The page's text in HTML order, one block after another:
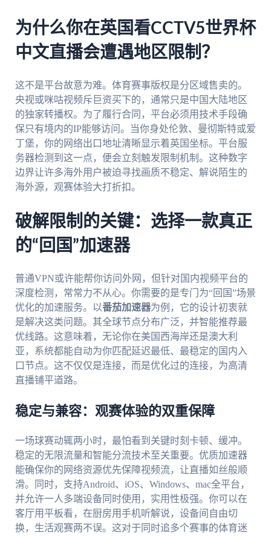
为什么你在英国看CCTV5世界杯
中文直播会遭遇地区限制？
这不是平台故意为难。体育赛事版权是分区域售卖的。
央视或咪咕视频斥巨资买下的，通常只是中国大陆地区
的独家转播权。为了履行合同，平台必须用技术手段确
保只有境内的IP能够访问。当你身处伦敦、曼彻斯特或爱
丁堡，你的网络出口地址清晰显示着英国坐标。平台服
务器检测到这一点，便会立刻触发限制机制。这种数字
边界让许多海外用户被迫寻找画质不稳定、解说陌生的
海外源，观赛体验大打折扣。
破解限制的关键：选择一款真正
的“回国”加速器
普通VPN或许能帮你访问外网，但针对国内视频平台的
深度检测，常常力不从心。你需要的是专门为“回国”场景
优化的加速服务。以番茄加速器为例，它的设计初衷就
是解决这类问题。其全球节点分布广泛，并智能推荐最
优线路。这意味着，无论你在美国西海岸还是澳大利
亚，系统都能自动为你匹配延迟最低、最稳定的国内入
口节点。这不仅仅是连接，而是优化过的连接，为高清
直播铺平道路。
稳定与兼容：观赛体验的双重保障
一场球赛动辄两小时，最怕看到关键时刻卡顿、缓冲。
稳定的无限流量和智能分流技术至关重要。优质加速器
能确保你的网络资源优先保障视频流，让直播如丝般顺
滑。同时，支持Android、iOS、Windows、mac全平台，
并允许一人多端设备同时使用，实用性极强。你可以在
客厅用平板看，在厨房用手机听解说，设备间自由切
换，生活观赛两不误。这对于同时追多个赛事的体育迷